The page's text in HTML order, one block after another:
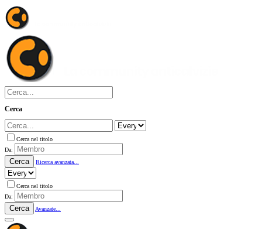
Cerca
Cerca nel titolo
Da:
Cerca Ricerca avanzata...
Cerca nel titolo
Da:
Cerca Avanzate...